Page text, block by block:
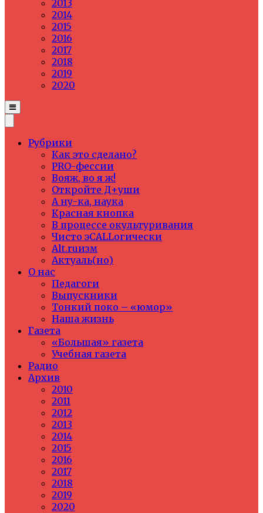
2013
2014
2015
2016
2017
2018
2019
2020
Рубрики
Как это сделано?
PRO-фессии
Вояж, во я ж!
Откройте Д+уши
А ну-ка, наука
Красная кнопка
В процессе окультуривания
Чисто эCALLогически
Alt.ruизм
Актуаль(но)
О нас
Педагоги
Выпускники
Тонкий поко – «юмор»
Наша жизнь
Газета
«Большая» газета
Учебная газета
Радио
Архив
2010
2011
2012
2013
2014
2015
2016
2017
2018
2019
2020